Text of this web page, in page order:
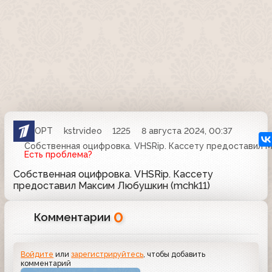
ОРТ kstrvideo 1225
8 августа 2024, 00:37
Собственная оцифровка. VHSRip. Кассету предоставил
Есть проблема?
Собственная оцифровка. VHSRip. Кассету
предоставил Максим Любушкин (mchk11)
Комментарии 0
Войдите илизарегистрируйтесь , чтобы добавить
комментарий